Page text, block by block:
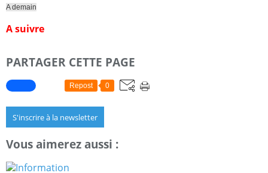
A demain
A suivre
PARTAGER CETTE PAGE
Repost 0
S'inscrire à la newsletter
Vous aimerez aussi :